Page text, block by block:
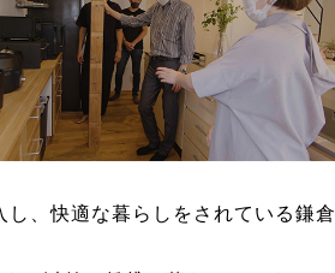
、快適な暮らしをされている鎌倉